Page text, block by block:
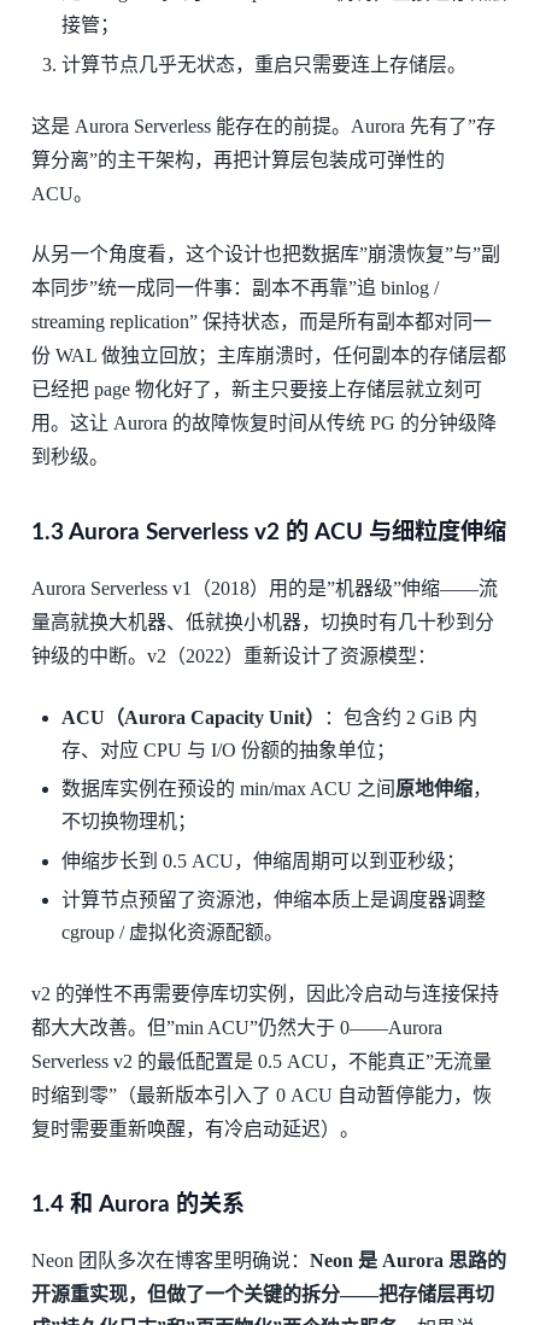
接管；
计算节点几乎无状态，重启只需要连上存储层。
这是 Aurora Serverless 能存在的前提。Aurora 先有了”存
算分离”的主干架构，再把计算层包装成可弹性的
ACU。
从另一个角度看，这个设计也把数据库”崩溃恢复”与”副
本同步”统一成同一件事：副本不再靠”追 binlog /
streaming replication” 保持状态，而是所有副本都对同一
份 WAL 做独立回放；主库崩溃时，任何副本的存储层都
已经把 page 物化好了，新主只要接上存储层就立刻可
用。这让 Aurora 的故障恢复时间从传统 PG 的分钟级降
到秒级。
1.3 Aurora Serverless v2 的 ACU 与细粒度伸缩
Aurora Serverless v1（2018）用的是”机器级”伸缩——流
量高就换大机器、低就换小机器，切换时有几十秒到分
钟级的中断。v2（2022）重新设计了资源模型：
ACU（Aurora Capacity Unit）
：包含约 2 GiB 内
存、对应 CPU 与 I/O 份额的抽象单位；
数据库实例在预设的 min/max ACU 之间 原地伸缩，
不切换物理机；
伸缩步长到 0.5 ACU，伸缩周期可以到亚秒级；
计算节点预留了资源池，伸缩本质上是调度器调整
cgroup / 虚拟化资源配额。
v2 的弹性不再需要停库切实例，因此冷启动与连接保持
都大大改善。但”min ACU”仍然大于 0——Aurora
Serverless v2 的最低配置是 0.5 ACU，不能真正”无流量
时缩到零”（最新版本引入了 0 ACU 自动暂停能力，恢
复时需要重新唤醒，有冷启动延迟）。
1.4 和 Aurora 的关系
Neon 团队多次在博客里明确说： Neon 是 Aurora 思路的
开源重实现，但做了一个关键的拆分——把存储层再切